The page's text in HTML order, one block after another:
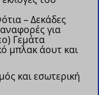
– Δεκάδες
για
Γεμάτα
μπλακ άουτ και
και εσωτερική